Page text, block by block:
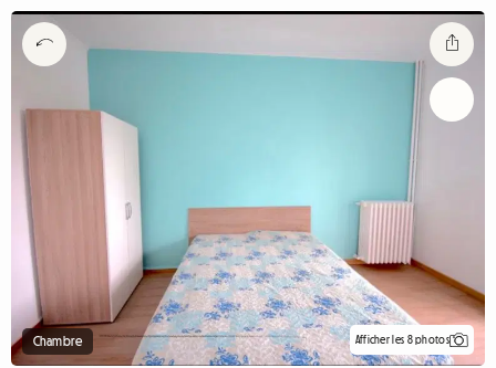
Chambre Afficher les 8 photos